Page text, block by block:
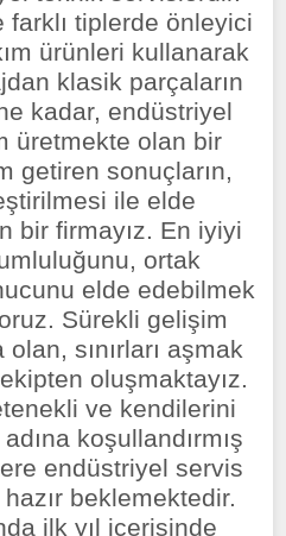
tiplerde önleyici
ürünleri kullanarak
klasik parçaların
kadar, endüstriyel
üretmekte olan bir
getiren sonuçların,
ile elde
bir firmayız. En iyiyi
ortak
elde edebilmek
Sürekli gelişim
sınırları aşmak
oluşmaktayız.
ve kendilerini
koşullandırmış
endüstriyel servis
beklemektedir.
ilk yıl içerisinde